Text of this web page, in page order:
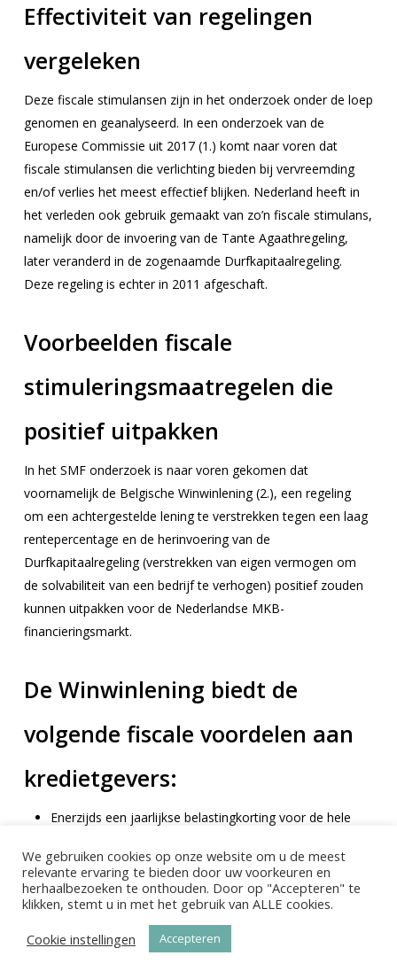
Effectiviteit van regelingen
vergeleken
Deze fiscale stimulansen zijn in het onderzoek onder de loep
genomen en geanalyseerd. In een onderzoek van de
Europese Commissie uit 2017 (1.) komt naar voren dat
fiscale stimulansen die verlichting bieden bij vervreemding
en/of verlies het meest effectief blijken. Nederland heeft in
het verleden ook gebruik gemaakt van zo’n fiscale stimulans,
namelijk door de invoering van de Tante Agaathregeling,
later veranderd in de zogenaamde Durfkapitaalregeling.
Deze regeling is echter in 2011 afgeschaft.
Voorbeelden fiscale
stimuleringsmaatregelen die
positief uitpakken
In het SMF onderzoek is naar voren gekomen dat
voornamelijk de Belgische Winwinlening (2.), een regeling
om een achtergestelde lening te verstrekken tegen een laag
rentepercentage en de herinvoering van de
Durfkapitaalregeling (verstrekken van eigen vermogen om
de solvabiliteit van een bedrijf te verhogen) positief zouden
kunnen uitpakken voor de Nederlandse MKB-
financieringsmarkt.
De Winwinlening biedt de
volgende fiscale voordelen aan
kredietgevers:
Enerzijds een jaarlijkse belastingkorting voor de hele
2,5% van de berekeningsbasis, wat neerkomt op een
belastingkorting van maximum 1.250 euro per jaar
(want 50.000 euro is het maximum per kredietgever);
Anderzijds de mogelijkheid tot een eenmalige
belastingkorting in het geval dat de lening niet wordt
We gebruiken cookies op onze website om u de meest
relevante ervaring te bieden door uw voorkeuren en
herhaalbezoeken te onthouden. Door op "Accepteren" te
klikken, stemt u in met het gebruik van ALLE cookies.
Cookie instellingen
Accepteren